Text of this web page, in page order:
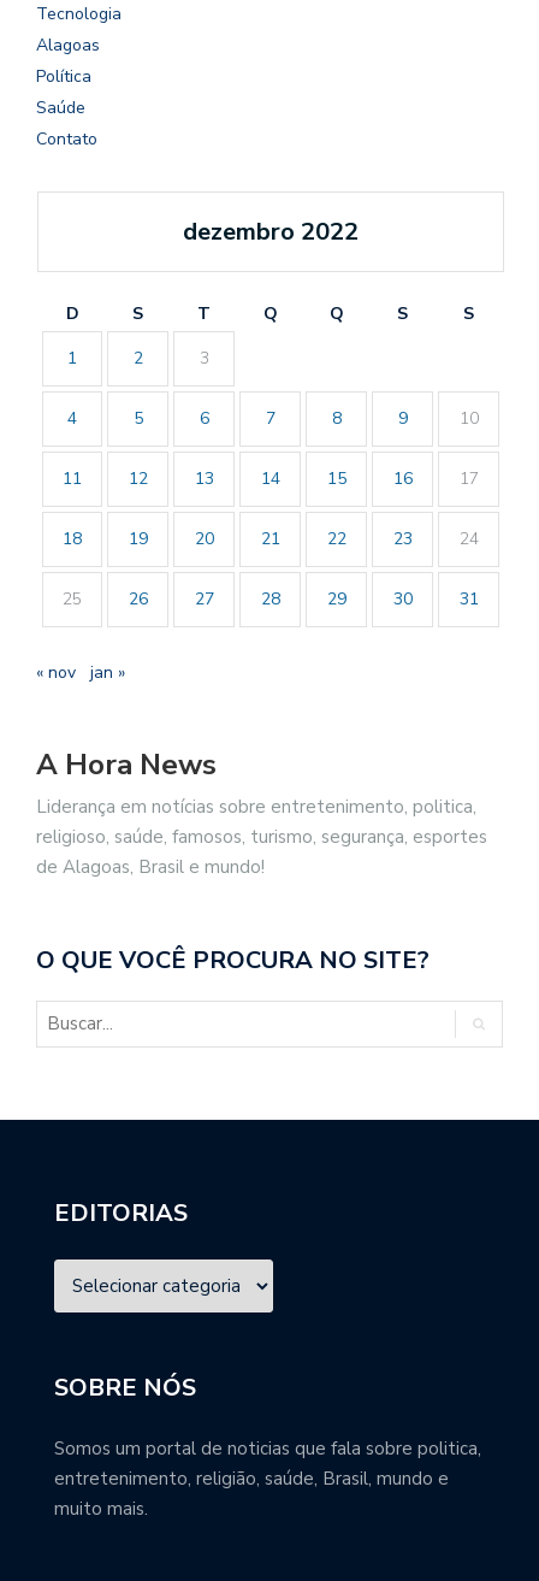
Tecnologia
Alagoas
Política
Saúde
Contato
dezembro 2022
D S T Q Q S
S
1
2 3
4 5 6 7 8 9 10
11 12 13 14 15 16 17
18 19 20 21 22 23 24
25 26 27 28 29 30 31
« nov jan »
A Hora News
Liderança em notícias sobre entretenimento, politica,
religioso, saúde, famosos, turismo, segurança, esportes
de Alagoas, Brasil e mundo!
O QUE VOCÊ PROCURA NO SITE?
EDITORIAS
SOBRE NÓS
Somos um portal de noticias que fala sobre politica,
entretenimento, religião, saúde, Brasil, mundo e
muito mais.